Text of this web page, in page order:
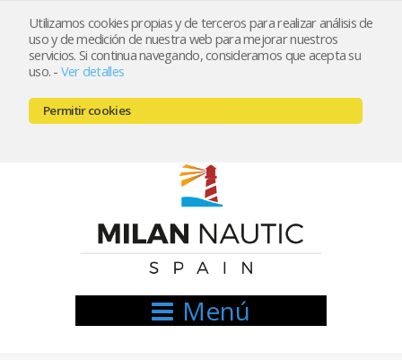
Utilizamos cookies propias y de terceros para realizar análisis de
uso y de medición de nuestra web para mejorar nuestros
servicios. Si continua navegando, consideramos que acepta su
uso. - Ver detalles
Permitir cookies
Registrarse Mi cuenta
666521122 // 654999333
Menú